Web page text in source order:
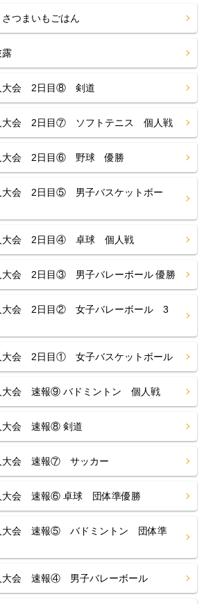
さつまいもごはん
露
大会 2日目⑧ 剣道
大会 2日目⑦ ソフトテニス 個人戦
大会 2日目⑥ 野球 優勝
大会 2日目⑤ 男子バスケットボー
大会 2日目④ 卓球 個人戦
大会 2日目③ 男子バレーボール 優勝
大会 2日目② 女子バレーボール 3
大会 2日目① 女子バスケットボール
大会 速報⑨ バドミントン 個人戦
大会 速報⑧ 剣道
大会 速報⑦ サッカー
大会 速報⑥ 卓球 団体準優勝
大会 速報⑤ バドミントン 団体準
大会 速報④ 男子バレーボール